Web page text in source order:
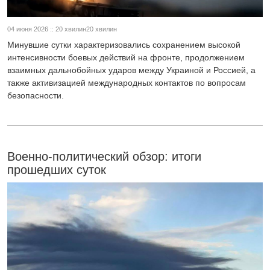
04 июня 2026 :: 20 хвилин20 хвилин
Минувшие сутки характеризовались сохранением высокой
интенсивности боевых действий на фронте, продолжением
взаимных дальнобойных ударов между Украиной и Россией, а
также активизацией международных контактов по вопросам
безопасности.
Военно-политический обзор: итоги
прошедших суток